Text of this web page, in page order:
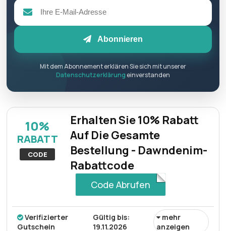
Abonnieren
Mit dem Abonnement erklären Sie sich mit unserer
Datenschutzerklärung einverstanden
10%
RABATT
CODE
Erhalten Sie 10% Rabatt
Auf Die Gesamte
Bestellung - Dawndenim-
Rabattcode
Code Abrufen
Verifizierter
Gutschein
Gültig bis:
19.11.2026
mehr
anzeigen